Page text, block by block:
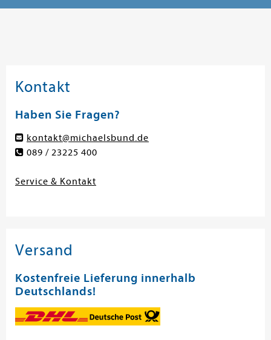
Kontakt
Haben Sie Fragen?
kontakt@michaelsbund.de
089 / 23225 400
Service & Kontakt
Versand
Kostenfreie Lieferung innerhalb
Deutschlands!